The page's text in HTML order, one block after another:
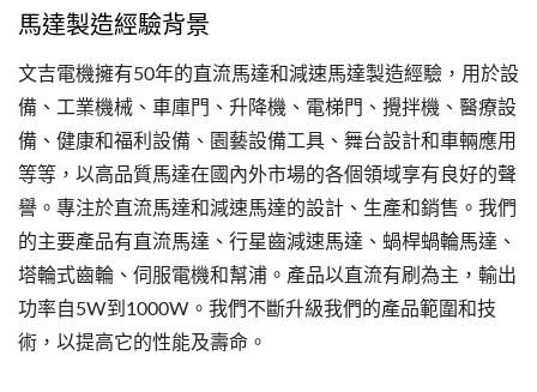
馬達製造經驗背景
文吉電機擁有50年的直流馬達和減速馬達製造經驗，用於設
備、工業機械、車庫門、升降機、電梯門、攪拌機、醫療設
備、健康和福利設備、園藝設備工具、舞台設計和車輛應用
等等，以高品質馬達在國內外市場的各個領域享有良好的聲
譽。專注於直流馬達和減速馬達的設計、生產和銷售。我們
的主要產品有直流馬達、行星齒減速馬達、蝸桿蝸輪馬達、
塔輪式齒輪、伺服電機和幫浦。產品以直流有刷為主，輸出
功率自5W到1000W。我們不斷升級我們的產品範圍和技
術，以提高它的性能及壽命。